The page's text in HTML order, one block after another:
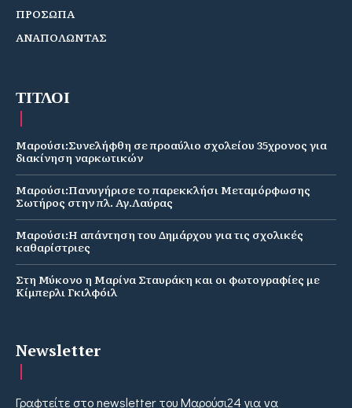
ΠΡΟΣΩΠΑ
ΑΝΑΠΟΛΩΝΤΑΣ
ΤΙΤΛΟΙ
Μαρούσι:Συνελήφθη σε προαύλιο σχολείου 35χρονος για
διακίνηση ναρκωτικών
Μαρούσι:Πανυγήρισε το παρεκκλήσι Μεταμόρφωσης
Σωτήρος στην πλ. Αγ.Λαύρας
Μαρούσι:Η απάντηση του Δημάρχου για τις σχολικές
καθαρίστριες
Στη Μύκονο η Μαρίνα Σταυράκη και οι φωτογραφίες με
Κίμπερλι Γκιλφόιλ
Newsletter
Γραφτείτε στο newsletter του Μαρούσι24 για να